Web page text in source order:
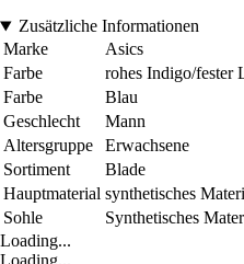
Zusätzliche Informationen
Marke
Asics
Farbe
rohes Indigo/fester
Farbe
Blau
Geschlecht
Mann
Altersgruppe
Erwachsene
Sortiment
Blade
Hauptmaterial synthetisches
Sohle
Synthetisches
Loading...